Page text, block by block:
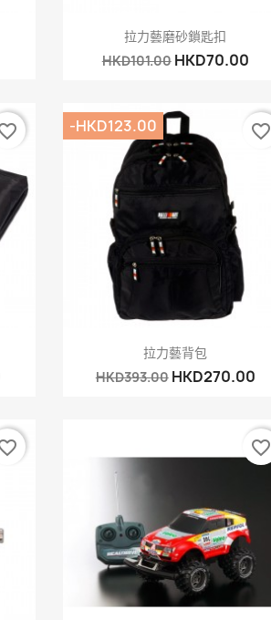
快速查看
拉力藝磨砂鎖匙扣
HKD101.00 HKD70.00
快速查看
拉力藝背包
HKD393.00 HKD270.00
-HKD123.00 favorite_border
favorite_border